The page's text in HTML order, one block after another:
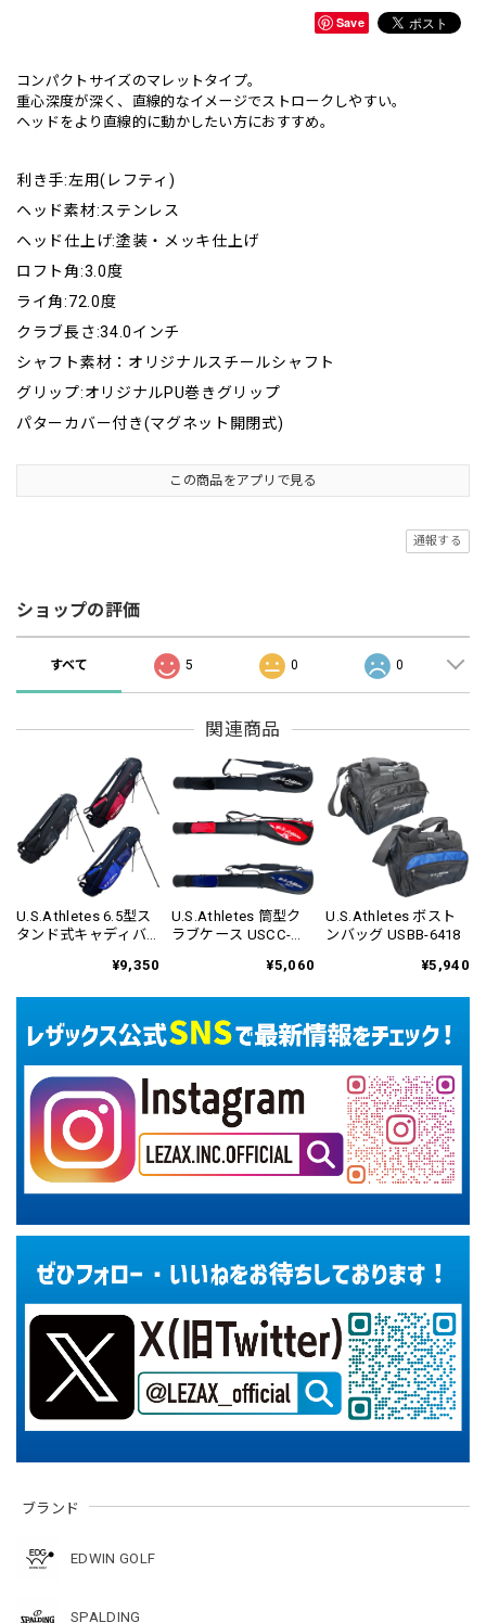
ブランド
EDWIN GOLF
SPALDING
Save
コンパクトサイズのマレットタイプ。
重心深度が深く、直線的なイメージでストロークしやすい。
ヘッドをより直線的に動かしたい方におすすめ。
利き手:左用(レフティ)
ヘッド素材:ステンレス
ヘッド仕上げ:塗装・メッキ仕上げ
ロフト角:3.0度
ライ角:72.0度
クラブ長さ:34.0インチ
シャフト素材：オリジナルスチールシャフト
グリップ:オリジナルPU巻きグリップ
パターカバー付き(マグネット開閉式)
この商品をアプリで見る
通報する
ショップの評価
すべて 5 0 0
関連商品
U.S.Athletes 6.5型ス
タンド式キャディバ
¥9,350
U.S.Athletes 筒型ク
ラブケース USCC-
¥5,060
U.S.Athletes ボスト
ンバッグ USBB-6418
¥5,940